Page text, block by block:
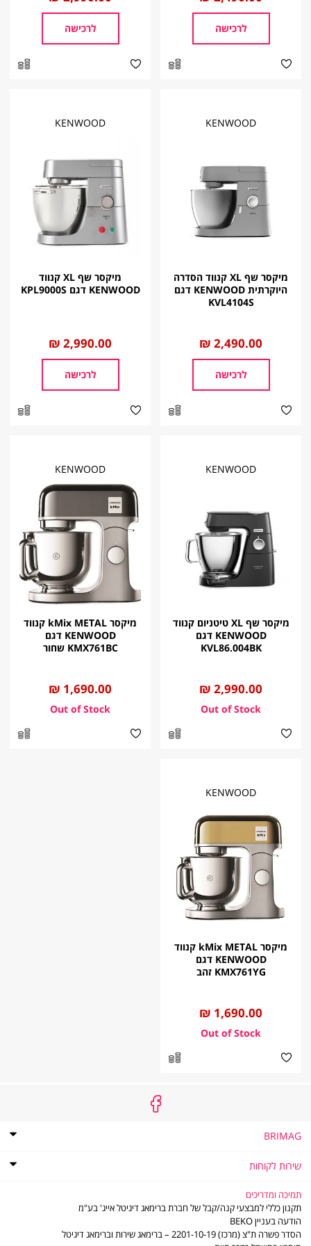
מ
לרכישה
מ
לרכישה
KENWOOD
מיקסר שף XL קנווד הסדרה
היוקרתית KENWOOD דגם
KVL4104S
החל
מ
2,490.00 ₪
לרכישה
KENWOOD
מיקסר שף XL קנווד
KENWOOD דגם KPL9000S
החל
מ
2,990.00 ₪
לרכישה
KENWOOD
מיקסר שף XL טיטניום קנווד
KENWOOD דגם
KVL86.004BK
החל
מ
2,990.00 ₪
KENWOOD
מיקסר kMix METAL קנווד
KENWOOD דגם
KMX761BC שחור
החל
מ
1,690.00 ₪
KENWOOD
מיקסר kMix METAL קנווד
KENWOOD דגם
KMX761YG זהב
החל
מ
1,690.00 ₪
BRIMAG
תקנון מועדון הלקוחות של ברימאג
דוח פומבי לשנת 2021 לפי חוק שכר שווה לעובדת ולעובד
דוח פומבי לשנת 2022 לפי חוק שכר שווה לעובדת ולעובד
תו אמון הציבור
דוח פומבי לשנת 2023 לפי חוק שכר שווה לעובדת ולעובד
שירות לקוחות
שירות לקוחות
מדיניות החזרות והחלפות
משלוחים
סניפים - נקודות שירות
LG משווקים מורשים
תמיכה ומדריכים
תקנון כללי למבצעי קנה/קבל של חברת ברימאג דיגיטל אייג' בע"מ
הודעה בעניין BEKO
הסדר פשרה ת"צ (מרכז) 2201-10-19 – ברימאג שירות וברימאג דיגיטל